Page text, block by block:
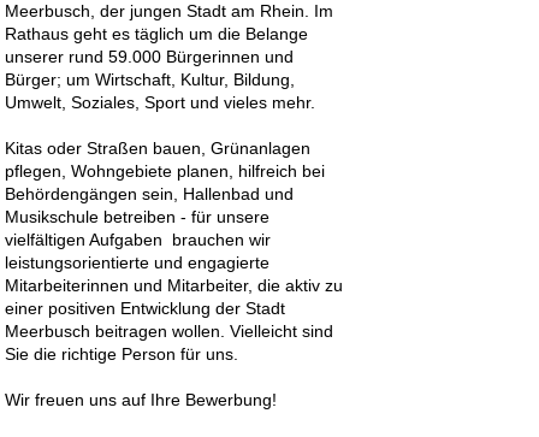
Meerbusch, der jungen Stadt am Rhein. Im
Rathaus geht es täglich um die Belange
unserer rund 59.000 Bürgerinnen und
Bürger; um Wirtschaft, Kultur, Bildung,
Umwelt, Soziales, Sport und vieles mehr.
Kitas oder Straßen bauen, Grünanlagen
pflegen, Wohngebiete planen, hilfreich bei
Behördengängen sein, Hallenbad und
Musikschule betreiben - für unsere
vielfältigen Aufgaben brauchen wir
leistungsorientierte und engagierte
Mitarbeiterinnen und Mitarbeiter, die aktiv zu
einer positiven Entwicklung der Stadt
Meerbusch beitragen wollen. Vielleicht sind
Sie die richtige Person für uns.
Wir freuen uns auf Ihre Bewerbung!